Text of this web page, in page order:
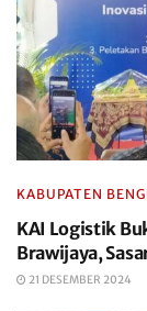
KABUPATEN
KAI Logistik
Brawijaya,
21 DESEMBER 2024